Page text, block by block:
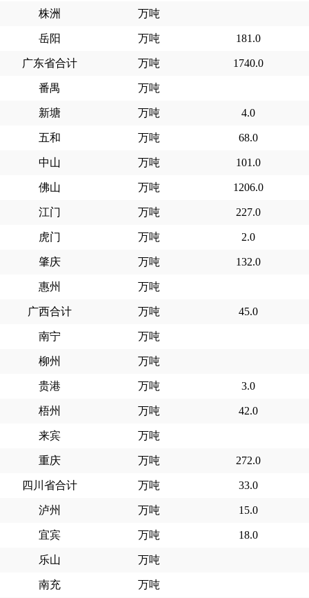
株洲 万吨
岳阳 万吨 181.0
广东省合计 万吨 1740.0
番禺 万吨
新塘 万吨 4.0
五和 万吨 68.0
中山 万吨 101.0
佛山 万吨 1206.0
江门 万吨 227.0
虎门 万吨 2.0
肇庆 万吨 132.0
惠州 万吨
广西合计 万吨 45.0
南宁 万吨
柳州 万吨
贵港 万吨 3.0
梧州 万吨 42.0
来宾 万吨
重庆 万吨 272.0
四川省合计 万吨 33.0
泸州 万吨 15.0
宜宾 万吨 18.0
乐山 万吨
南充 万吨